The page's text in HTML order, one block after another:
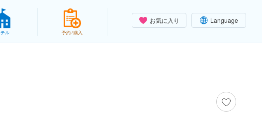
お気に入り Language
ル 予約 / 購入